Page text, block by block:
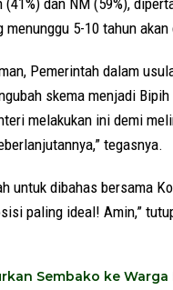
(41%) dan NM (59%),
menunggu 5-10 tahun
Pemerintah dalam
skema menjadi
melakukan ini demi
tegasnya.
untuk dibahas bersama
paling ideal! Amin,”
Sembako ke